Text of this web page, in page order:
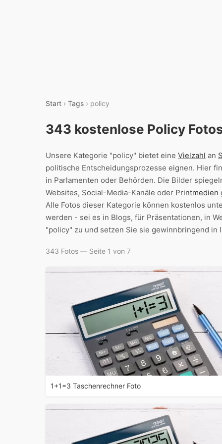
Start › Tags › policy
343 kostenlose Policy
Unsere Kategorie "policy" bietet eine Vielzahl an
politische Entscheidungsprozesse eignen. Hier
in Parlamenten oder Behörden. Die Bilder
Websites, Social-Media-Kanäle oder Printmedien
Alle Fotos dieser Kategorie können kostenlos
werden - sei es in Blogs, für Präsentationen, in
"policy" zu und setzen Sie sie gewinnbringend in
343 Fotos — Seite 1 von 7
1+1=3 Taschenrechner Foto